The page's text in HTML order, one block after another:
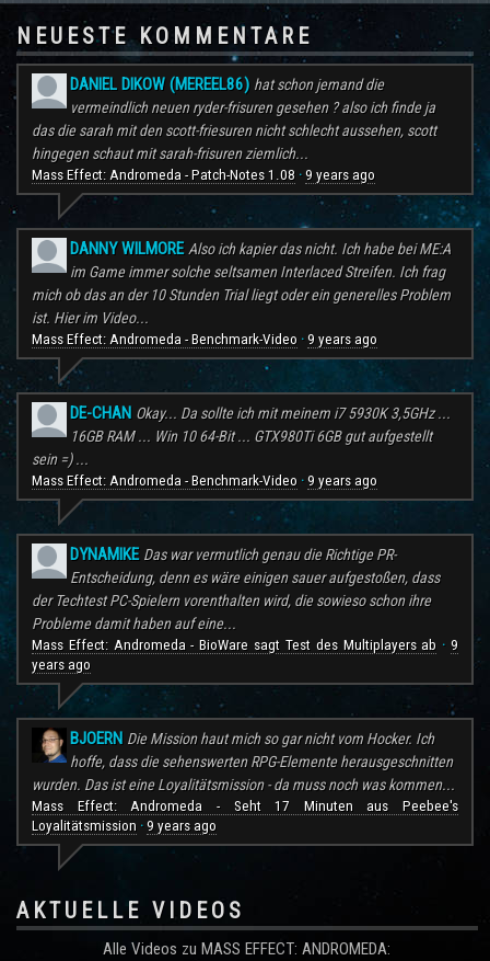
NEUESTE KOMMENTARE
DANIEL DIKOW (MEREEL86) hat schon jemand die
vermeindlich neuen ryder-frisuren gesehen ? also ich finde ja
das die sarah mit den scott-friesuren nicht schlecht aussehen, scott
hingegen schaut mit sarah-frisuren ziemlich...
Mass Effect: Andromeda - Patch-Notes 1.08 · 9 years ago
DANNY WILMORE Also ich kapier das nicht. Ich habe bei ME:A
im Game immer solche seltsamen Interlaced Streifen. Ich frag
mich ob das an der 10 Stunden Trial liegt oder ein generelles Problem
ist. Hier im Video...
Mass Effect: Andromeda - Benchmark-Video · 9 years ago
DE-CHAN Okay... Da sollte ich mit meinem i7 5930K 3,5GHz ...
16GB RAM ... Win 10 64-Bit ... GTX980Ti 6GB gut aufgestellt
sein =) ...
Mass Effect: Andromeda - Benchmark-Video · 9 years ago
DYNAMIKE Das war vermutlich genau die Richtige PR-
Entscheidung, denn es wäre einigen sauer aufgestoßen, dass
der Techtest PC-Spielern vorenthalten wird, die sowieso schon ihre
Probleme damit haben auf eine...
Mass Effect: Andromeda - BioWare sagt Test des Multiplayers ab ·9
years ago
BJOERN Die Mission haut mich so gar nicht vom Hocker. Ich
hoffe, dass die sehenswerten RPG-Elemente herausgeschnitten
wurden. Das ist eine Loyalitätsmission - da muss noch was kommen...
Mass Effect: Andromeda - Seht 17 Minuten aus Peebee's
Loyalitätsmission · 9 years ago
AKTUELLE VIDEOS
Alle Videos zu MASS EFFECT: ANDROMEDA: